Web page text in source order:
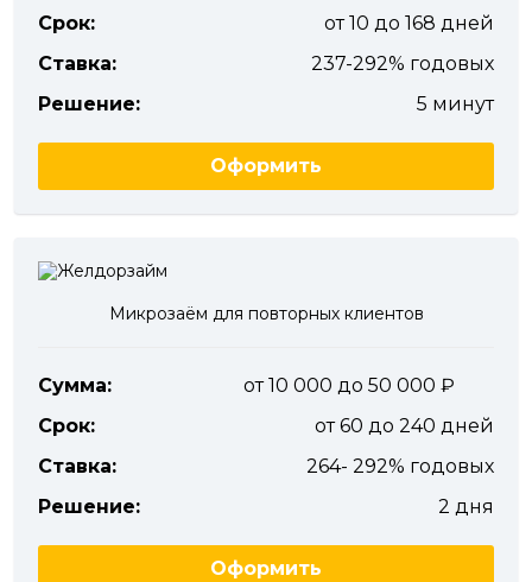
Срок:
от 10 до 168 дней
Ставка:
237-292% годовых
Решение:
5 минут
Оформить
Микрозаём для повторных клиентов
Сумма:
от 10 000 до 50 000
Срок:
от 60 до 240 дней
Ставка:
264- 292% годовых
Решение:
2 дня
Оформить